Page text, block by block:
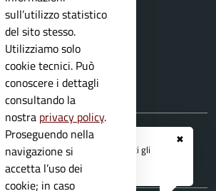
✖
ai serviziAPP IO
e ricevi tutti gli
dall'Ente
sull’utilizzo statistico
del sito stesso.
Utilizziamo solo
cookie tecnici. Può
conoscere i dettagli
consultando la
nostra privacy policy.
Proseguendo nella
navigazione si
accetta l’uso dei
cookie; in caso